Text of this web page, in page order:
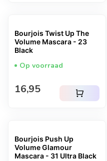
Bourjois Twist Up The
Volume Mascara - 23
Black
Op voorraad
Normale prijs
16,95 shopping_cart
Bourjois Push Up
Volume Glamour
Mascara - 31 Ultra Black